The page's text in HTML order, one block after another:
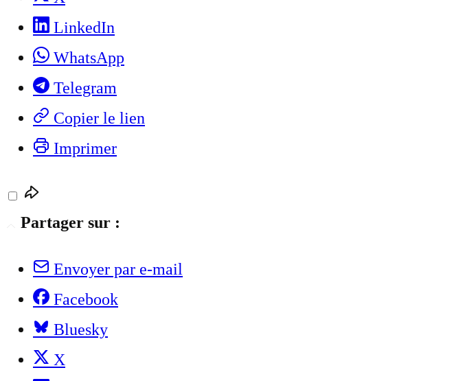
LinkedIn
WhatsApp
Telegram
Copier le lien
Imprimer
Partager sur :
Envoyer par e-mail
Facebook
Bluesky
X